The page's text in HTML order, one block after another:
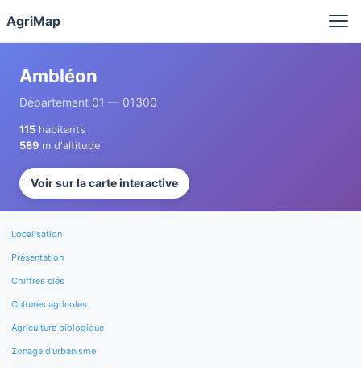
AgriMap
Ambléon
Département 01 — 01300
115 habitants
589 m d'altitude
Voir sur la carte interactive
Localisation
Présentation
Chiffres clés
Cultures agricoles
Agriculture biologique
Zonage d'urbanisme